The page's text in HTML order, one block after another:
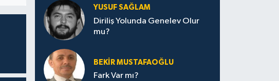
YUSUF SAĞLAM
Diriliş Yolunda Genelev Olur
mu?
BEKIR MUSTAFAOĞLU
Fark Var mı?